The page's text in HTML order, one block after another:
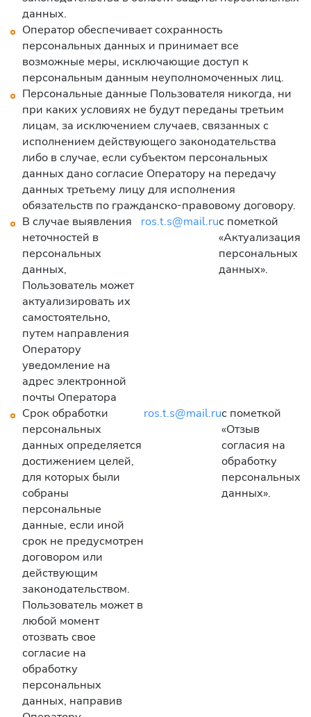
данных.
Оператор обеспечивает сохранность
персональных данных и принимает все
возможные меры, исключающие доступ к
персональным данным неуполномоченных лиц.
Персональные данные Пользователя никогда, ни
при каких условиях не будут переданы третьим
лицам, за исключением случаев, связанных с
исполнением действующего законодательства
либо в случае, если субъектом персональных
данных дано согласие Оператору на передачу
данных третьему лицу для исполнения
обязательств по гражданско-правовому договору.
В случае выявления
неточностей в
персональных
данных,
Пользователь может
актуализировать их
самостоятельно,
путем направления
Оператору
уведомление на
адрес электронной
почты Оператора
ros.t.s@mail.ruс пометкой
«Актуализация
персональных
данных».
Срок обработки
персональных
данных определяется
достижением целей,
для которых были
собраны
персональные
данные, если иной
срок не предусмотрен
договором или
действующим
законодательством.
Пользователь может в
любой момент
отозвать свое
согласие на
обработку
персональных
данных, направив
ros.t.s@mail.ruс пометкой
«Отзыв
согласия на
обработку
персональных
данных».